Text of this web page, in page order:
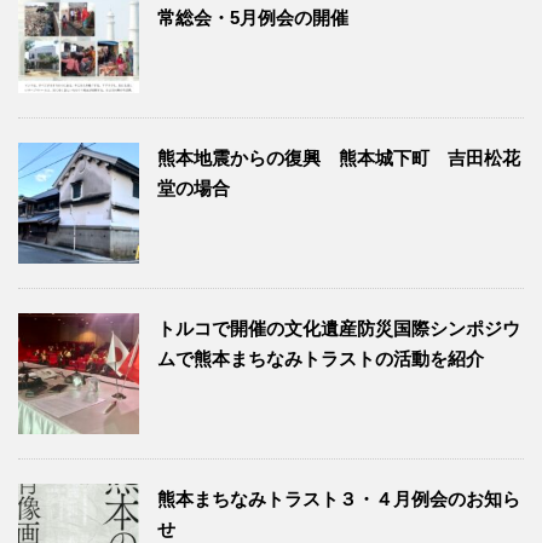
常総会・5月例会の開催
熊本地震からの復興 熊本城下町 吉田松花
堂の場合
トルコで開催の文化遺産防災国際シンポジウ
ムで熊本まちなみトラストの活動を紹介
熊本まちなみトラスト３・４月例会のお知ら
せ